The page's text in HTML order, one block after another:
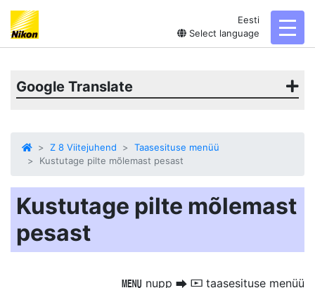
Eesti
Select language
Google Translate
Z 8 Viitejuhend
Taasesituse menüü
Kustutage pilte mõlemast pesast
Kustutage pilte mõlemast
pesast
G nupp U D taasesituse menüü